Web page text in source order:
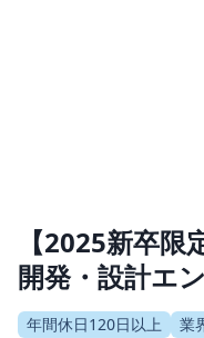
【2025新卒
開発・設計エ
年間休日120日以上 業